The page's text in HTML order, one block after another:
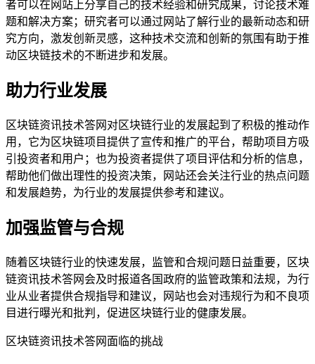
者可以在网站上分享自己的技术经验和研究成果，讨论技术难
题和解决方案；研究者可以通过网站了解行业的最新动态和研
究方向，激发创新灵感，这种技术交流和创新的氛围有助于推
动区块链技术的不断进步和发展。
助力行业发展
区块链资讯技术答网对区块链行业的发展起到了积极的推动作
用，它为区块链项目提供了宣传和推广的平台，帮助项目方吸
引投资者和用户；也为投资者提供了项目评估和分析的信息，
帮助他们做出理性的投资决策，网站还会关注行业的热点问题
和发展趋势，为行业的发展提供参考和建议。
加强监管与合规
随着区块链行业的快速发展，监管和合规问题日益重要，区块
链资讯技术答网会及时报道各国政府的监管政策和法规，为行
业从业者提供合规指导和建议，网站也会对违规行为和不良项
目进行曝光和批判，促进区块链行业的健康发展。
区块链资讯技术答网面临的挑战